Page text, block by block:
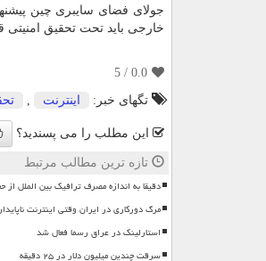
جولای فضای سایبری چین
خارجی باید تحت تحقیق امنیتی
0.0
/ 5
تگهای خبر:
اینترنت
این مطلب را می پسندید؟
تازه ترین مطالب مرتبط
دقیقا به اندازه مصرف ترافیک بین الملل
مرگ دورکاری در ایران وقتی اینترنت
استارلینک در عراق رسما فعال شد
سرقت چندین میلیون دلار در ۲۵ دقیقه